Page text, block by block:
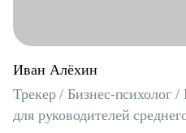
Иван Алёхин
Трекер / Бизнес-психолог
для руководителей